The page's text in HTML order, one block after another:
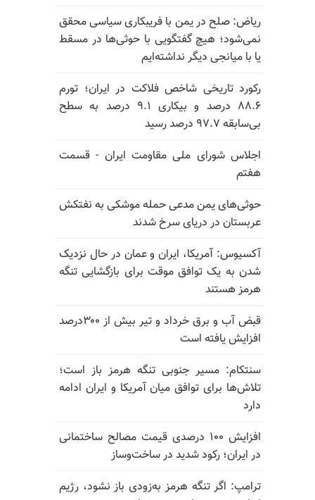
ریاض: صلح در یمن با فریبکاری سیاسی محقق
نمی‌شود؛ هیچ گفتگویی با حوثی‌ها در مسقط
یا با میانجی دیگر نداشته‌ایم
رکورد تاریخی شاخص فلاکت در ایران؛ تورم
۸۸.۶ درصد و بیکاری ۹.۱ درصد به سطح
بی‌سابقه ۹۷.۷ درصد رسید
اجلاس شورای ملی مقاومت ایران - قسمت
هفتم
حوثی‌های یمن مدعی حمله موشکی به نفتکش
عربستان در دریای سرخ شدند
آکسیوس: آمریکا، ایران و عمان در حال نزدیک
شدن به یک توافق موقت برای بازگشایی تنگه
هرمز هستند
قبض آب و برق خرداد و تیر بیش از ۳۰۰درصد
افزایش یافته است
سنتکام: مسیر جنوبی تنگه هرمز باز است؛
تلاش‌ها برای توافق میان آمریکا و ایران ادامه
دارد
افزایش ۱۰۰ درصدی قیمت مصالح ساختمانی
در ایران؛ رکود شدید در ساخت‌وساز
ترامپ: اگر تنگه هرمز به‌زودی باز نشود، رژیم